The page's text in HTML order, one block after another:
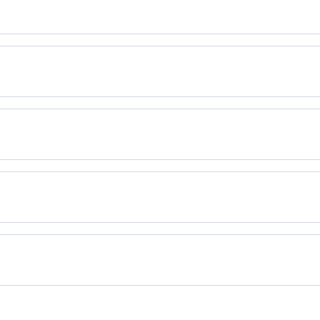
Glue zwiększa trwałość makijażu nawet do 24 godzin.
jak klej i wpływa pozytywnie na trwałość makijażu.
Glycol, Pvp, Amp-Acrylates/Allyl Methacrylate
Extract / Sugar Maple Extract (F.I.L. N70042933/1).
Zamknij oczy przed rozpylaniem.